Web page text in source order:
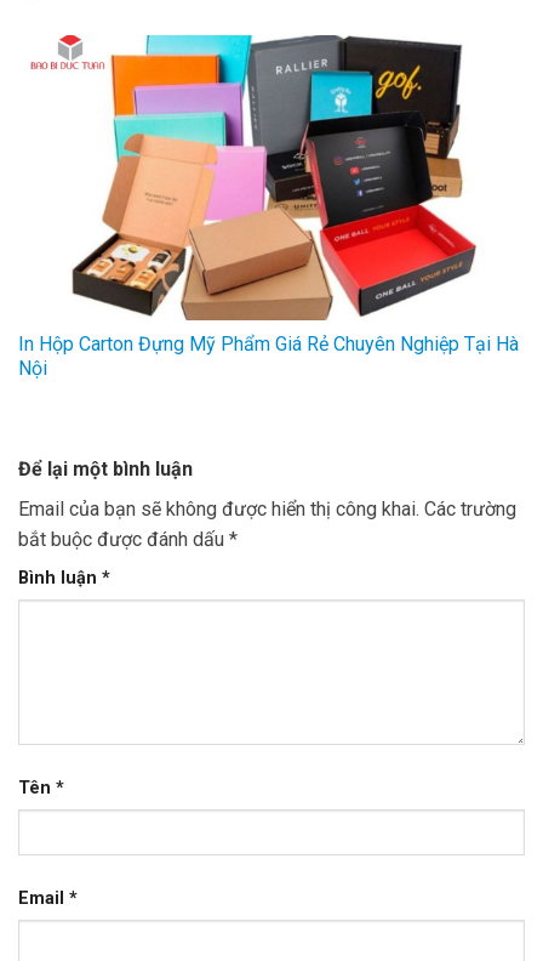
In Hộp Carton Đựng Mỹ Phẩm Giá Rẻ Chuyên Nghiệp Tại Hà
Nội
Để lại một bình luận
Email của bạn sẽ không được hiển thị công khai. Các trường
bắt buộc được đánh dấu *
Bình luận *
Tên *
Email *